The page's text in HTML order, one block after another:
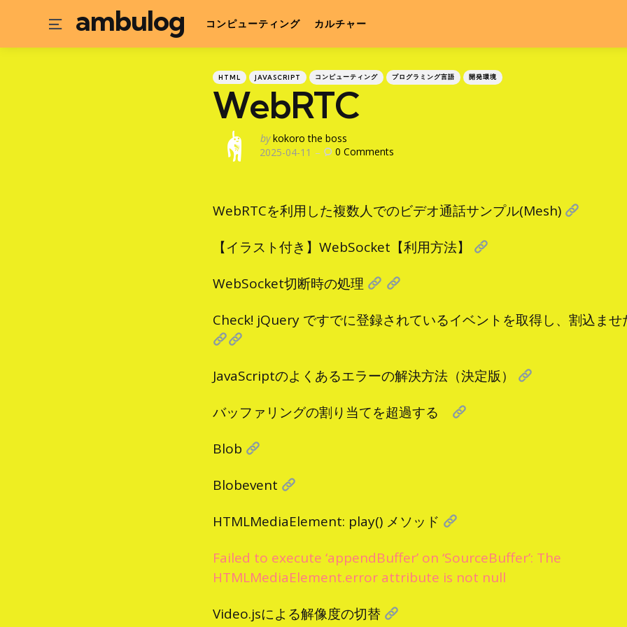
Menuambulog コンピューティング カルチャー
Categories
Posted
in
HTML JAVASCRIPT コンピューティング プログラミング言語 開発環境
WebRTC
Posted
by
by kokoro the boss
2025-04-11
0 Comments
WebRTCを利用した複数人でのビデオ通話サンプル(Mesh)
【イラスト付き】WebSocket【利用方法】
WebSocket切断時の処理
Check! jQuery ですでに登録されているイベントを取得し、割込ま
JavaScriptのよくあるエラーの解決方法（決定版）
バッファリングの割り当てを超過する
Blob
Blobevent
HTMLMediaElement: play() メソッド
Failed to execute ‘appendBuffer’ on ‘SourceBuffer’: The
HTMLMediaElement.error attribute is not null
Video.jsによる解像度の切替